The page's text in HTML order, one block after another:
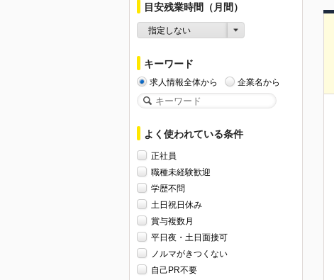
目安残業時間（月間）
指定しない
キーワード
求人情報全体から 企業名から
よく使われている条件
正社員
職種未経験歓迎
学歴不問
土日祝日休み
賞与複数月
平日夜・土日面接可
ノルマがきつくない
自己PR不要